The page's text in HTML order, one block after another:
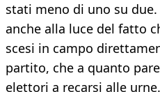
stati meno di uno su
anche alla luce del fatto
scesi in campo
partito, che a quanto
elettori a recarsi alle urne.